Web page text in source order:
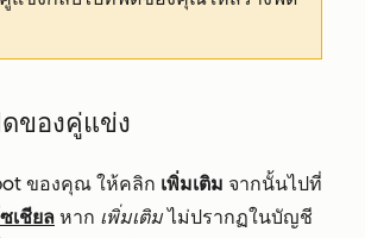
ของคู่แข่ง
ของคุณ ให้คลิก เพิ่มเติม จากนั้นไปที่
เชียล หาก เพิ่มเติมไม่ปรากฏในบัญชี